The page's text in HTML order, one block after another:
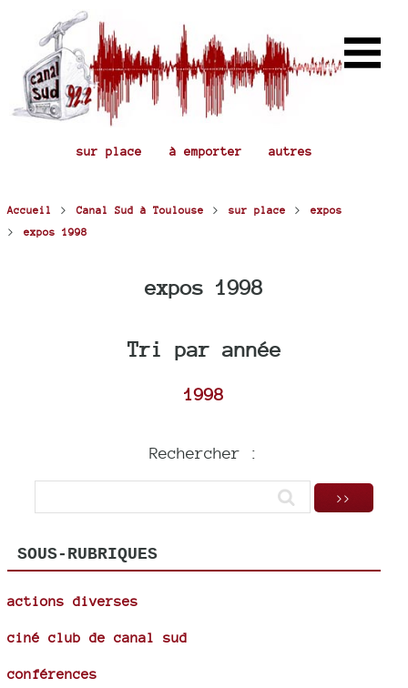
sur place à emporter autres
Accueil > Canal Sud à Toulouse > sur place > expos
> expos 1998
expos 1998
Tri par année
1998
Rechercher :
SOUS-RUBRIQUES
actions diverses
ciné club de canal sud
conférences